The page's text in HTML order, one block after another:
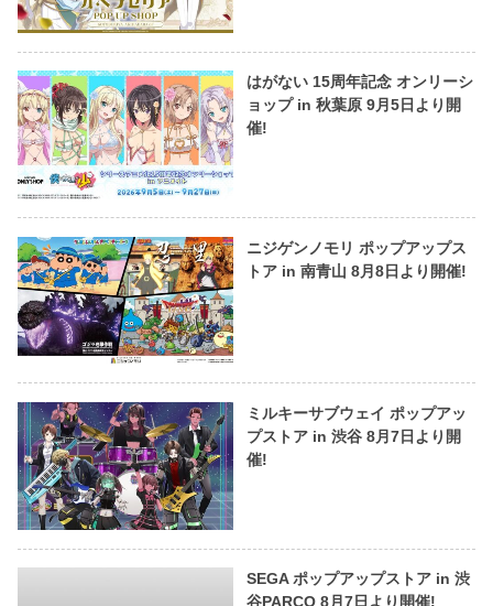
はがない 15周年記念 オンリーシ
ョップ in 秋葉原 9月5日より開
催!
ニジゲンノモリ ポップアップス
トア in 南青山 8月8日より開催!
ミルキーサブウェイ ポップアッ
プストア in 渋谷 8月7日より開
催!
SEGA ポップアップストア in 渋
谷PARCO 8月7日より開催!